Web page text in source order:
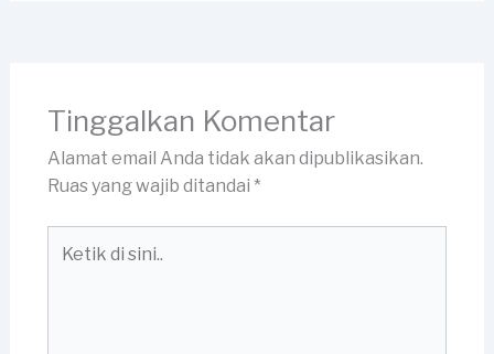
Tinggalkan Komentar
Alamat email Anda tidak akan dipublikasikan.
Ruas yang wajib ditandai *